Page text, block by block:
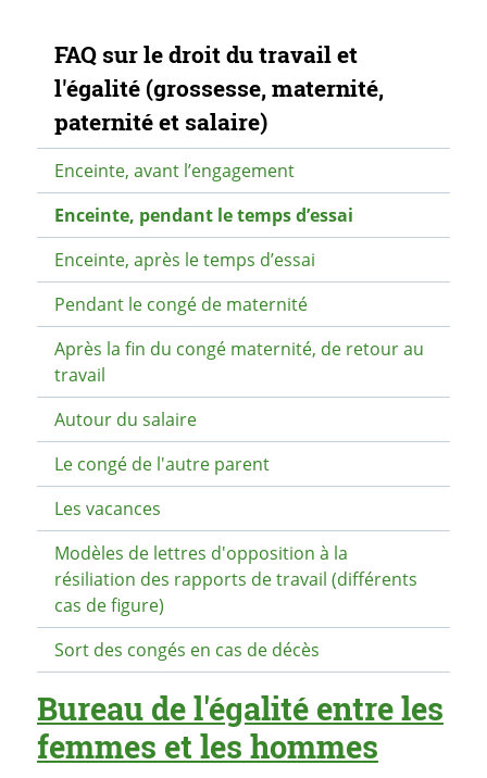
Navigation secondaire
FAQ sur le droit du travail et
l'égalité (grossesse, maternité,
paternité et salaire)
Enceinte, avant l’engagement
Enceinte, pendant le temps d’essai
Enceinte, après le temps d’essai
Pendant le congé de maternité
Après la fin du congé maternité, de retour au
travail
Autour du salaire
Le congé de l'autre parent
Les vacances
Modèles de lettres d'opposition à la
résiliation des rapports de travail (différents
cas de figure)
Sort des congés en cas de décès
Bureau de l'égalité entre les
femmes et les hommes